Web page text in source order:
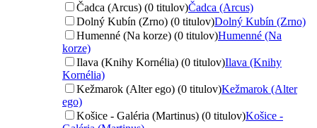
Čadca (Arcus) (0 titulov)Čadca (Arcus)
Dolný Kubín (Zrno) (0 titulov)Dolný Kubín (Zrno)
Humenné (Na korze) (0 titulov)Humenné (Na
korze)
Ilava (Knihy Kornélia) (0 titulov)Ilava (Knihy
Kornélia)
Kežmarok (Alter ego) (0 titulov)Kežmarok (Alter
ego)
Košice - Galéria (Martinus) (0 titulov)Košice -